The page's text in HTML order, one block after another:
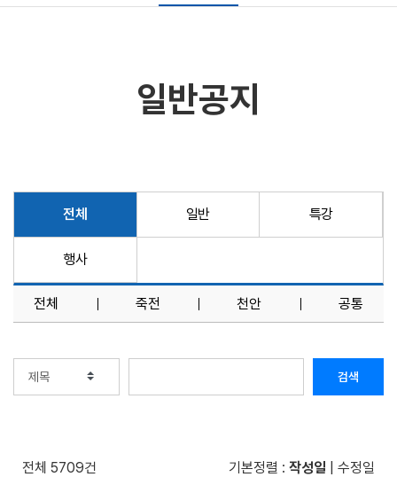
일반공지
전체 일반 특강
행사
전체 죽전 천안 공통
검색
전체 5709건 기본정렬 : 작성일 수정일